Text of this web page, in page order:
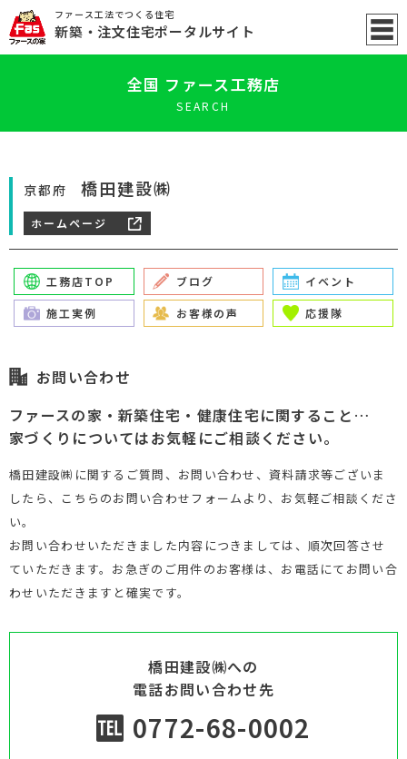
ファース工法でつくる住宅
新築 ・注文住宅ポータルサイト
全国 ファース工務店
SEARCH
京都府 橋田建設㈱
ホームページ
工務店TOP ブログ イベント
施工実例 お客様の声 応援隊
お問い合わせ
ファースの家・新築住宅・健康住宅に関すること…
家づくりについてはお気軽にご相談ください。
橋田建設㈱に関するご質問、お問い合わせ、資料請求等ございま
したら、こちらのお問い合わせフォームより、お気軽ご相談くださ
い。
お問い合わせいただきました内容につきましては、順次回答させ
ていただきます。お急ぎのご用件のお客様は、お電話にてお問い合
わせいただきますと確実です。
橋田建設㈱への
電話お問い合わせ先
0772-68-0002